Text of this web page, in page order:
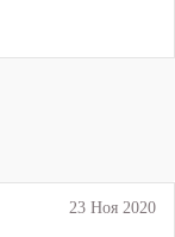
23 Ноя 2020